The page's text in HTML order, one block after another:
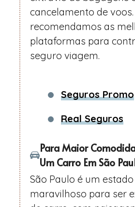
cancelamento de
recomendamos as
plataformas para
seguro viagem.
Seguros Promo
Real Seguros
Para Maior
Um Carro Em São
São Paulo é um estado
maravilhoso para ser